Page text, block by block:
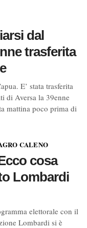
dal
trasferita
E’ stata trasferita
di Aversa la 39enne
mattina poco prima di
CALENO
cosa
Lombardi
elettorale con il
Lombardi si è